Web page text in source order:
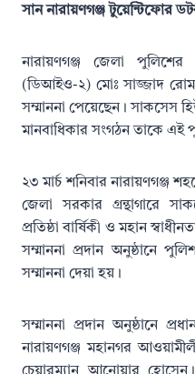
সান নারায়ণগঞ্জ টুয়েন্টিফোর
নারায়ণগঞ্জ জেলা
(ডিআইও-২) মোঃ সাজ্জাদ
সম্মাননা পেয়েছেন। সাকসেস
মানবাধিকার সংগঠন তাকে এই
২৩ মার্চ শনিবার নারায়ণগঞ্জ
জেলা সরকার গ্রন্থাগারে
প্রতিষ্ঠা বার্ষিকী ও মহান
সম্মাননা প্রদান অনুষ্ঠানে
সম্মাননা দেয়া হয়।
সম্মাননা প্রদান অনুষ্ঠানে
নারায়ণগঞ্জ মহানগর